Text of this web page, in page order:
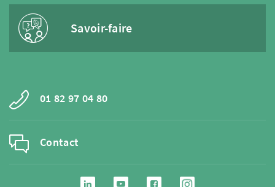
Savoir-faire
01 82 97 04 80
Contact